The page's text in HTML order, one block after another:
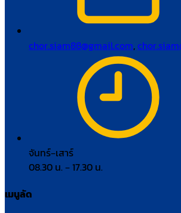
chor.siam88@gmail.com,
จันทร์–เสาร์
08.30 น. – 17.30 น.
เมนูลัด